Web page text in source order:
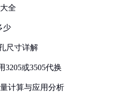
全
少
尺寸详解
3205或3505代换
计算与应用分析